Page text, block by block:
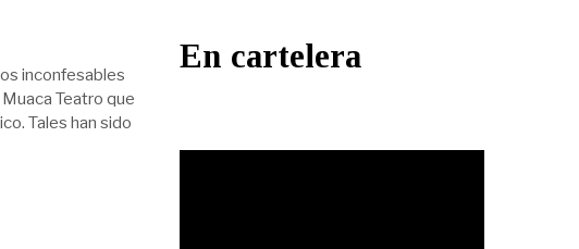
inconfesables
Teatro que
Tales han sido
En cartelera